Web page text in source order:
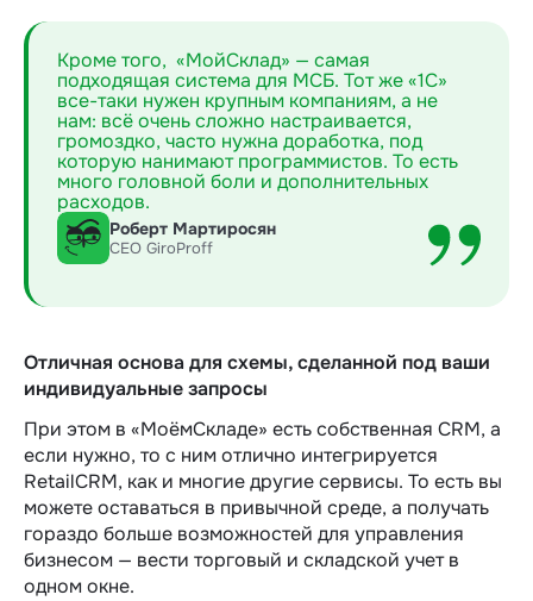
Кроме того, «МойСклад» — самая
подходящая система для МСБ. Тот же «1С»
все-таки нужен крупным компаниям, а не
нам: всё очень сложно настраивается,
громоздко, часто нужна доработка, под
которую нанимают программистов. То есть
много головной боли и дополнительных
расходов.
Роберт Мартиросян
СЕО GiroProff
Отличная основа для схемы, сделанной под ваши
индивидуальные запросы
При этом в «МоёмСкладе» есть собственная CRM, а
если нужно, то с ним отлично интегрируется
RetailCRM, как и многие другие сервисы. То есть вы
можете оставаться в привычной среде, а получать
гораздо больше возможностей для управления
бизнесом — вести торговый и складской учет в
одном окне.